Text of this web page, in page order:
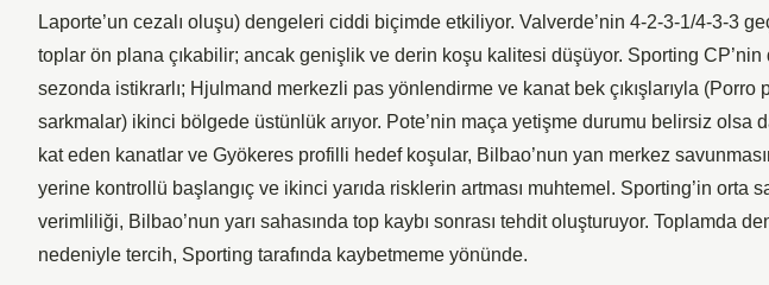
Laporte’un cezalı oluşu) dengeleri ciddi biçimde etkiliyor. Valverde’nin 4-2-3-1/4-3-3
toplar ön plana çıkabilir; ancak genişlik ve derin koşu kalitesi düşüyor. Sporting CP’nin
sezonda istikrarlı; Hjulmand merkezli pas yönlendirme ve kanat bek çıkışlarıyla (Porro
sarkmalar) ikinci bölgede üstünlük arıyor. Pote’nin maça yetişme durumu belirsiz olsa
kat eden kanatlar ve Gyökeres profilli hedef koşular, Bilbao’nun yan merkez
yerine kontrollü başlangıç ve ikinci yarıda risklerin artması muhtemel. Sporting’in orta
verimliliği, Bilbao’nun yarı sahasında top kaybı sonrası tehdit oluşturuyor. Toplamda
nedeniyle tercih, Sporting tarafında kaybetmeme yönünde.